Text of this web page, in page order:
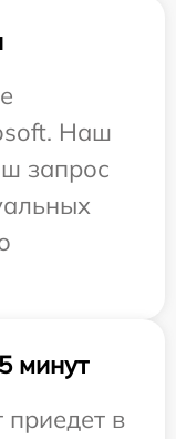
Наш
запрос
минут
приедет в